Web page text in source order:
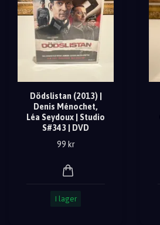
Dödslistan (2013) |
Denis Ménochet,
Léa Seydoux | Studio
S#343 | DVD
99 kr
I lager